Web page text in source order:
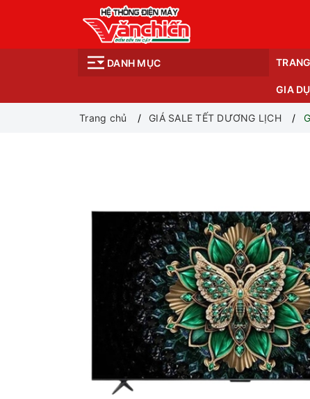
DANH MỤC
GIA
Trang chủ GIÁ SALE TẾT DƯƠNG LỊCH